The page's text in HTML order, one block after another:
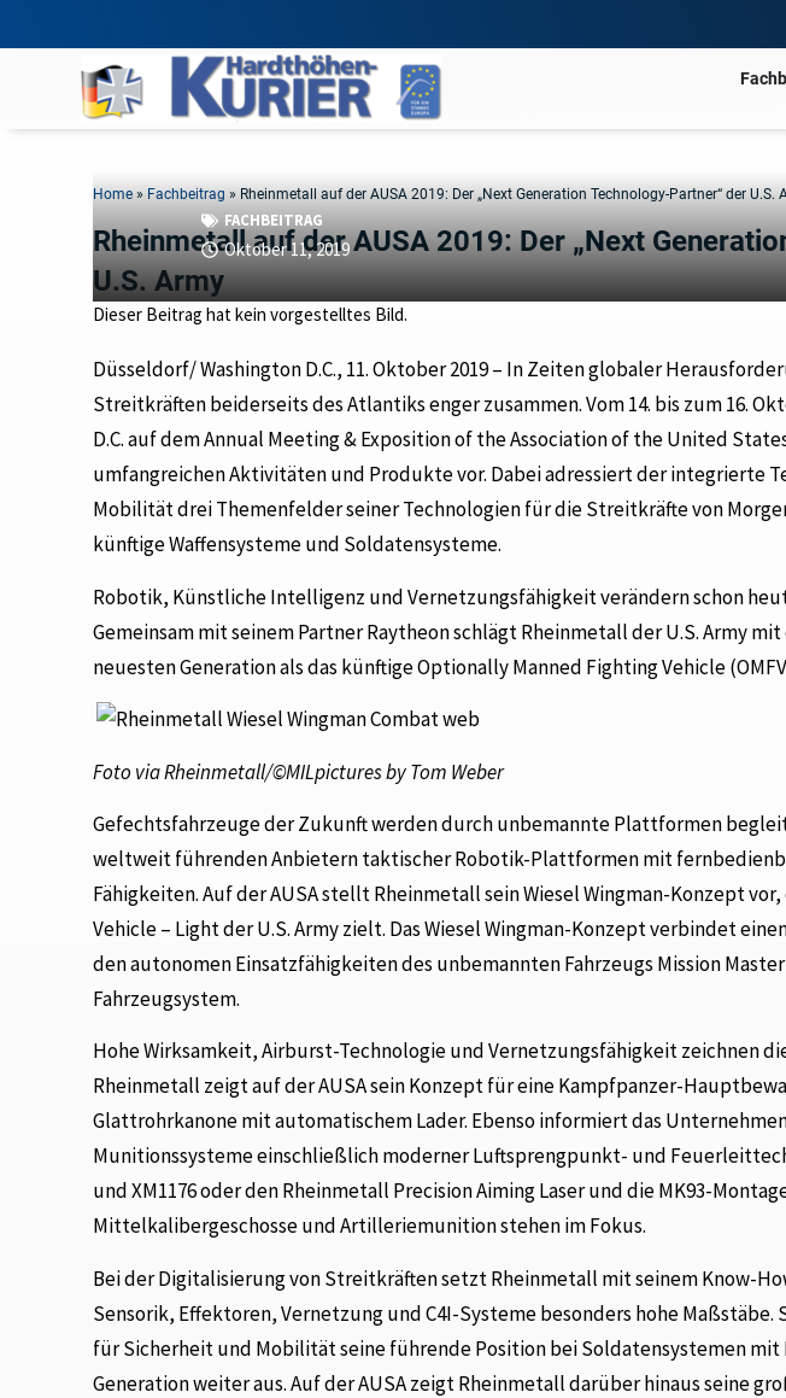
Home » Fachbeitrag » Rheinmetall auf der AUSA 2019: Der „Next Generation Technology-Partner“ der U.S.
Rheinmetall auf der AUSA 2019: Der „Next
U.S. Army
FACHBEITRAG
Oktober 11, 2019
Dieser Beitrag hat kein vorgestelltes Bild.
Düsseldorf/ Washington D.C., 11. Oktober 2019 – In Zeiten globaler
Streitkräften beiderseits des Atlantiks enger zusammen. Vom 14. bis zum 16.
D.C. auf dem Annual Meeting & Exposition of the Association of the United
umfangreichen Aktivitäten und Produkte vor. Dabei adressiert der integrierte
Mobilität drei Themenfelder seiner Technologien für die Streitkräfte von
künftige Waffensysteme und Soldatensysteme.
Robotik, Künstliche Intelligenz und Vernetzungsfähigkeit verändern schon
Gemeinsam mit seinem Partner Raytheon schlägt Rheinmetall der U.S. Army
neuesten Generation als das künftige Optionally Manned Fighting Vehicle
Foto via Rheinmetall/©MILpictures by Tom Weber
Gefechtsfahrzeuge der Zukunft werden durch unbemannte Plattformen
weltweit führenden Anbietern taktischer Robotik-Plattformen mit
Fähigkeiten. Auf der AUSA stellt Rheinmetall sein Wiesel Wingman-Konzept
Vehicle – Light der U.S. Army zielt. Das Wiesel Wingman-Konzept verbindet
den autonomen Einsatzfähigkeiten des unbemannten Fahrzeugs Mission
Fahrzeugsystem.
Hohe Wirksamkeit, Airburst-Technologie und Vernetzungsfähigkeit zeichnen
Rheinmetall zeigt auf der AUSA sein Konzept für eine Kampfpanzer-
Glattrohrkanone mit automatischem Lader. Ebenso informiert das
Munitionssysteme einschließlich moderner Luftsprengpunkt- und
und XM1176 oder den Rheinmetall Precision Aiming Laser und die MK93-
Mittelkalibergeschosse und Artilleriemunition stehen im Fokus.
Bei der Digitalisierung von Streitkräften setzt Rheinmetall mit seinem Know-
Sensorik, Effektoren, Vernetzung und C4I-Systeme besonders hohe
für Sicherheit und Mobilität seine führende Position bei Soldatensystemen mit
Generation weiter aus. Auf der AUSA zeigt Rheinmetall darüber hinaus seine